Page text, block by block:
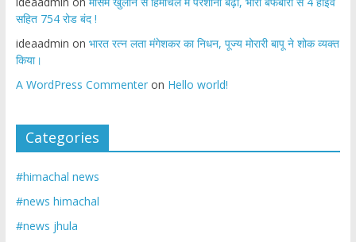
सहित 754 रोड बंद !
ideaadmin on भारत रत्न लता मंगेशकर का निधन, पूज्य मोरारी बापू ने शोक व्यक्त
किया।
A WordPress Commenteron Hello world!
Categories
#himachal news
#news himachal
#news jhula